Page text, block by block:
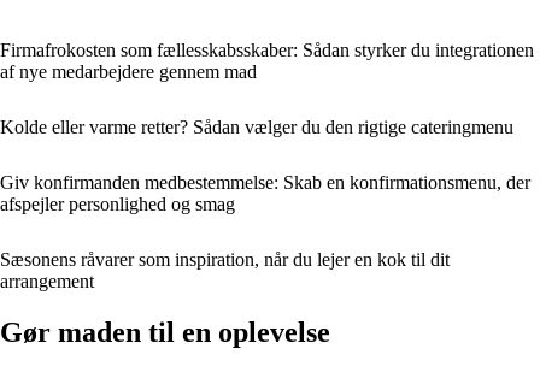
Firmafrokosten som fællesskabsskaber: Sådan styrker du integrationen
af nye medarbejdere gennem mad
Kolde eller varme retter? Sådan vælger du den rigtige cateringmenu
Giv konfirmanden medbestemmelse: Skab en konfirmationsmenu, der
afspejler personlighed og smag
Sæsonens råvarer som inspiration, når du lejer en kok til dit
arrangement
Gør maden til en oplevelse